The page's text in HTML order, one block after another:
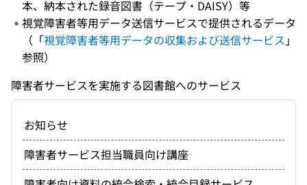
本、納本された録音図書（テープ・DAISY）等
視覚障害者等用データ送信サービスで提供されるデータ
（「視覚障害者等用データの収集および送信サービス 」
参照）
障害者サービスを実施する図書館へのサービス
お知らせ
障害者サービス担当職員向け講座